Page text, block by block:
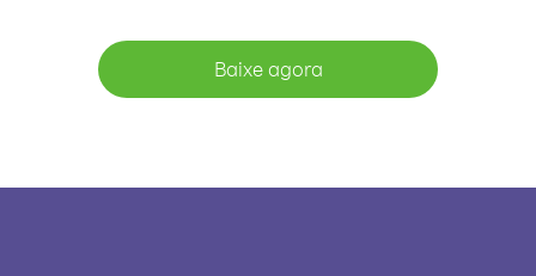
Baixe agora